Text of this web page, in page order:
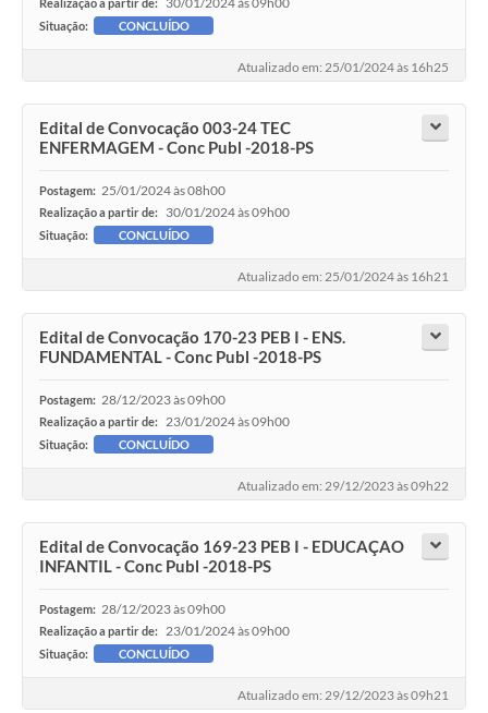
Realização a partir de:
Situação: CONCLUÍDO
Atualizado em: 25/01/2024 às 16h25
Edital de Convocação 003-24 TEC
ENFERMAGEM - Conc Publ -2018-PS
Postagem: 25/01/2024 às 08h00
Realização a partir de: 30/01/2024 às 09h00
Situação: CONCLUÍDO
Atualizado em: 25/01/2024 às 16h21
Edital de Convocação 170-23 PEB I - ENS.
FUNDAMENTAL - Conc Publ -2018-PS
Postagem: 28/12/2023 às 09h00
Realização a partir de: 23/01/2024 às 09h00
Situação: CONCLUÍDO
Atualizado em: 29/12/2023 às 09h22
Edital de Convocação 169-23 PEB I - EDUCAÇAO
INFANTIL - Conc Publ -2018-PS
Postagem: 28/12/2023 às 09h00
Realização a partir de: 23/01/2024 às 09h00
Situação: CONCLUÍDO
Atualizado em: 29/12/2023 às 09h21